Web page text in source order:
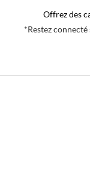
Offrez des
*Restez